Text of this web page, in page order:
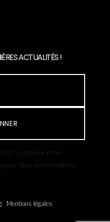
ACTUALITÉS !
à utiliser mon
des informations
Mentions légales